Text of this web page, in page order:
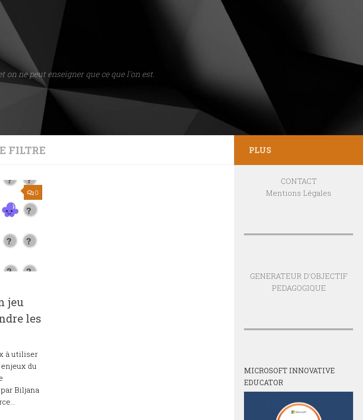
on ne peut enseigner que ce que l'on est.
FILTRE
0
jeu
les
à utiliser
du
Biljana
PLUS
CONTACT
Mentions Légales
GENERATEUR D'OBJECTIF
PEDAGOGIQUE
MICROSOFT INNOVATIVE
EDUCATOR